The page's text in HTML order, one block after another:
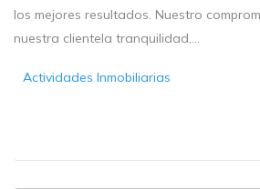
los mejores resultados. Nuestro
nuestra clientela tranquilidad,...
Actividades Inmobiliarias